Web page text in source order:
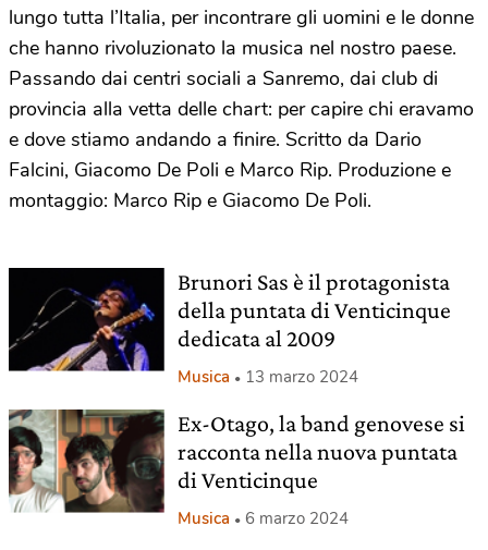
lungo tutta l’Italia, per incontrare gli uomini e le donne
che hanno rivoluzionato la musica nel nostro paese.
Passando dai centri sociali a Sanremo, dai club di
provincia alla vetta delle chart: per capire chi eravamo
e dove stiamo andando a finire. Scritto da Dario
Falcini, Giacomo De Poli e Marco Rip. Produzione e
montaggio: Marco Rip e Giacomo De Poli.
Brunori Sas è il protagonista
della puntata di Venticinque
dedicata al 2009
Musica 13 marzo 2024
Ex-Otago, la band genovese si
racconta nella nuova puntata
di Venticinque
Musica 6 marzo 2024